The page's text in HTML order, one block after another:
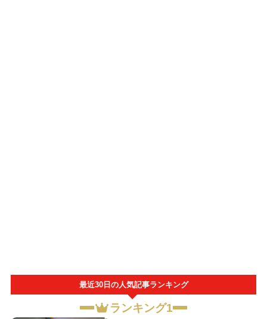
最近30日の人気記事ランキング
ランキング1